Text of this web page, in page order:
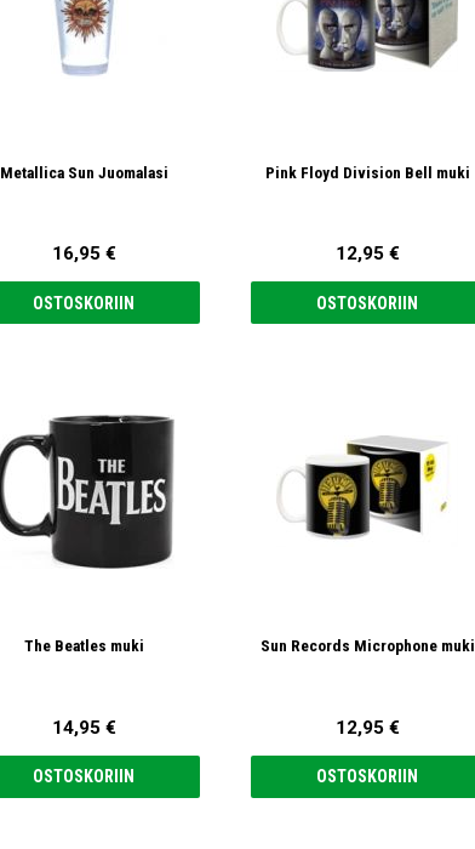
Metallica Sun Juomalasi
16,95 €
OSTOSKORIIN
Pink Floyd Division Bell muki
12,95 €
OSTOSKORIIN
The Beatles muki
14,95 €
OSTOSKORIIN
Sun Records Microphone muki
12,95 €
OSTOSKORIIN